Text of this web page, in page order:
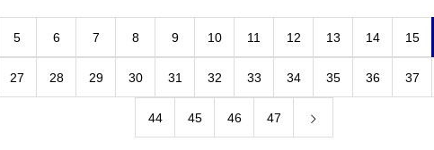
5 6 7 8 9 10 11 12 13 14 15
27 28 29 30 31 32 33 34 35 36 37
44 45 46 47